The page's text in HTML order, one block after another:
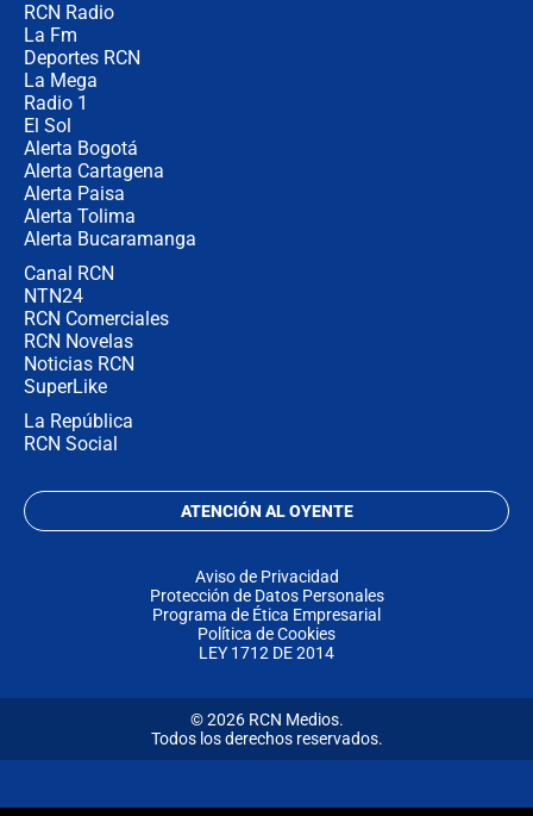
RCN Radio
La Fm
Deportes RCN
La Mega
Radio 1
El Sol
Alerta Bogotá
Alerta Cartagena
Alerta Paisa
Alerta Tolima
Alerta Bucaramanga
Canal RCN
NTN24
RCN Comerciales
RCN Novelas
Noticias RCN
SuperLike
La República
RCN Social
ATENCIÓN AL OYENTE
Aviso de Privacidad
Protección de Datos Personales
Programa de Ética Empresarial
Política de Cookies
LEY 1712 DE 2014
© 2026 RCN Medios.
Todos los derechos reservados.